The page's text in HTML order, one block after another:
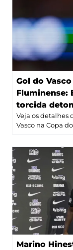
Gol do
Fluminense:
torcida
Veja os detalhes
Vasco na Copa
Marino